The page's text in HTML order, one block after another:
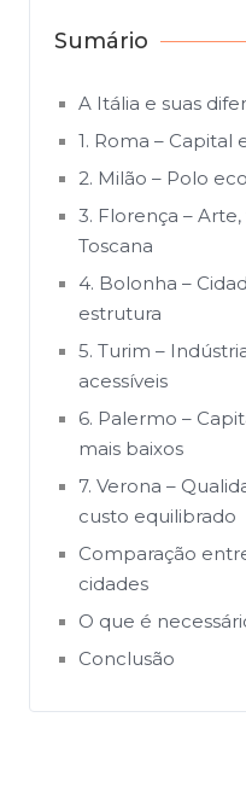
Sumário
A Itália e suas
1. Roma –
2. Milão – Polo
3. Florença –
Toscana
4. Bolonha –
estrutura
5. Turim –
acessíveis
6. Palermo –
mais baixos
7. Verona –
custo equilibrado
Comparação
cidades
O que é
Conclusão